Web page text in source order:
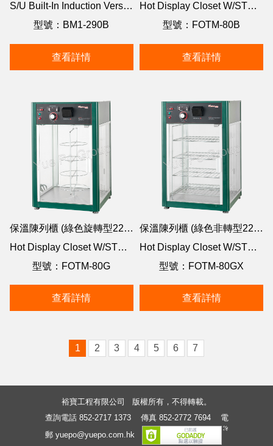
S/U Built-In Induction Versatile Cooker & Warmer
型號：BM1-290B
查看詳情
Hot Display Closet W/STEAM- Black
型號：FOTM-80B
查看詳情
保溫陳列櫃 (綠色旋轉型220V)
Hot Display Closet W/STEAM- Green
型號：FOTM-80G
查看詳情
保溫陳列櫃 (綠色非轉型220V)
Hot Display Closet W/STEAM- Green
型號：FOTM-80GX
查看詳情
1 2 3 4 5 6 7
裕寶工程有限公司 版權所有，不得轉載。
查詢電話 852-2717 1373傳真 852-2772 7694 電
郵 yuepo@yuepo.com.hk